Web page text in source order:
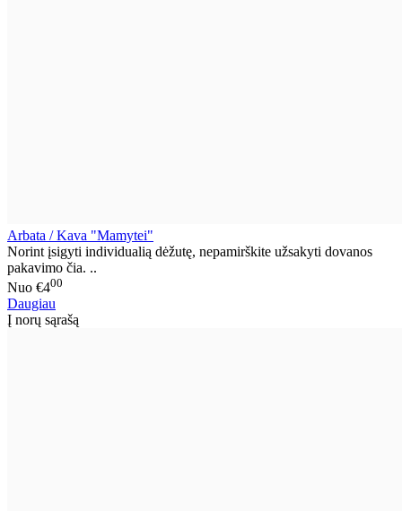
Arbata / Kava "Mamytei"
Norint įsigyti individualią dėžutę, nepamirškite užsakyti dovanos
pakavimo čia. ..
Nuo €400
Daugiau
Į norų sąrašą